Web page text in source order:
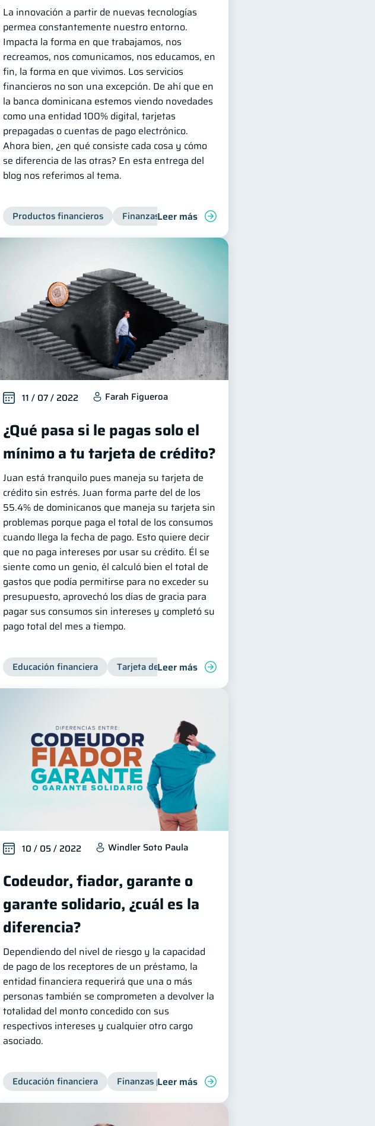
La innovación a partir de nuevas tecnologías
permea constantemente nuestro entorno.
Impacta la forma en que trabajamos, nos
recreamos, nos comunicamos, nos educamos, en
fin, la forma en que vivimos. Los servicios
financieros no son una excepción. De ahí que en
la banca dominicana estemos viendo novedades
como una entidad 100% digital, tarjetas
prepagadas o cuentas de pago electrónico.
Ahora bien, ¿en qué consiste cada cosa y cómo
se diferencia de las otras? En esta entrega del
blog nos referimos al tema.
Productos financieros Finanzas personales
Leer más
Finanzas para jóvenes Manejo de deudas Finanzas familiares
11 / 07 / 2022 Farah Figueroa
¿Qué pasa si le pagas solo el
mínimo a tu tarjeta de crédito?
Juan está tranquilo pues maneja su tarjeta de
crédito sin estrés. Juan forma parte del de los
55.4% de dominicanos que maneja su tarjeta sin
problemas porque paga el total de los consumos
cuando llega la fecha de pago. Esto quiere decir
que no paga intereses por usar su crédito. Él se
siente como un genio, él calculó bien el total de
gastos que podía permitirse para no exceder su
presupuesto, aprovechó los días de gracia para
pagar sus consumos sin intereses y completó su
pago total del mes a tiempo.
Educación financiera Tarjeta de crédito Deudas
Leer más
Finanzas para jóvenes Manejo de deudas
10 / 05 / 2022 Windler Soto Paula
Codeudor, fiador, garante o
garante solidario, ¿cuál es la
diferencia?
Dependiendo del nivel de riesgo y la capacidad
de pago de los receptores de un préstamo, la
entidad financiera requerirá que una o más
personas también se comprometen a devolver la
totalidad del monto concedido con sus
respectivos intereses y cualquier otro cargo
asociado.
Educación financiera Finanzas personales
Leer más